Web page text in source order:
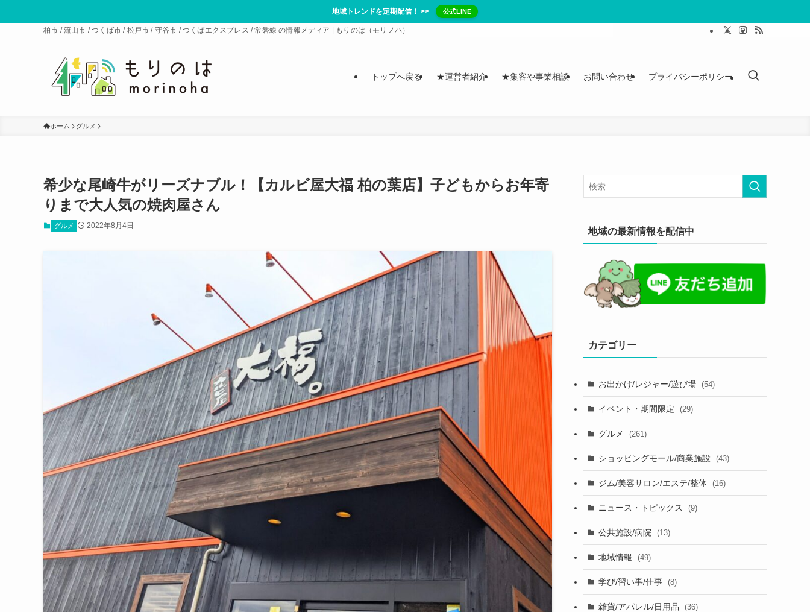
地域トレンドを定期配信！ >> 公式LINE
柏市 / 流山市 / つくば市 / 松戸市 / 守谷市 / つくばエクスプレス / 常磐線 の情報メディア | もりのは（モリノハ）
トップへ戻る ★運営者紹介 ★集客や事業相談 お問い合わせ プライバシーポリシー
ホーム グルメ
希少な尾崎牛がリーズナブル！【カルビ屋大福 柏の葉店】子どもからお年寄
りまで大人気の焼肉屋さん
グルメ 2022年8月4日
地域の最新情報を配信中
カテゴリー
お出かけ/レジャー/遊び場 (54)
イベント・期間限定 (29)
グルメ (261)
ショッピングモール/商業施設 (43)
ジム/美容サロン/エステ/整体 (16)
ニュース・トピックス (9)
公共施設/病院 (13)
地域情報 (49)
学び/習い事/仕事 (8)
雑貨/アパレル/日用品 (36)